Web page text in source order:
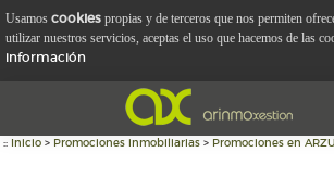
:: Inicio > Promociones inmobiliarias > Promociones en
Usamos cookies propias y de terceros que nos permiten
utilizar nuestros servicios, aceptas el uso que hacemos de las
información